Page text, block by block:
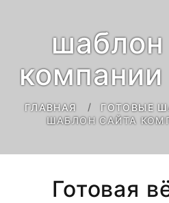
шаблон
ГЛАВНАЯ
ГОТОВЫЕ
ШАБЛОН САЙТА
Готовая